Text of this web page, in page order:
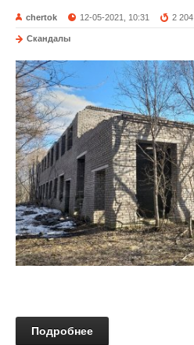
chertok 12-05-2021, 10:31 2 204
Скандалы
Подробнее